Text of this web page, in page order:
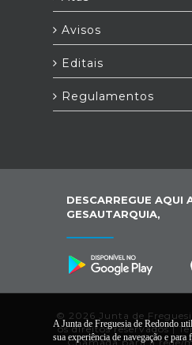
Avisos
Editais
Regulamentos
DESCARREGUE AQUI
GESAUTARQUIA,
© 2026 Junta de
os direitos reservados |
Chamada para a rede/
A Junta de Freguesia de Redondo
sua experiência de navegação e